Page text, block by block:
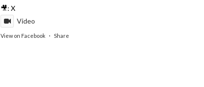
🎥: X
Video
View on Facebook · Share